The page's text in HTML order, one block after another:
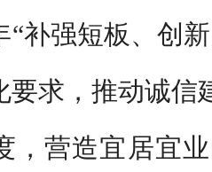
“补强短板、创
要求，推动诚信
，营造宜居宜